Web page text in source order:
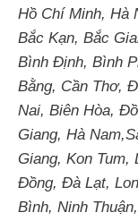
Hồ Chí Minh, Hà
Bắc Kạn, Bắc
Bình Định, Bình
Bằng, Cần Thơ,
Nai, Biên Hòa,
Giang, Hà
Giang, Kon Tum,
Đồng, Đà Lạt,
Bình, Ninh